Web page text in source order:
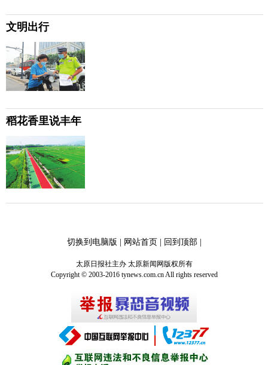
文明出行
稻花香里说丰年
切换到电脑版 | 网站首页| 回到顶部|
太原日报社主办 太原新闻网版权所有
Copyright © 2003-2016 tynews.com.cn All rights reserved